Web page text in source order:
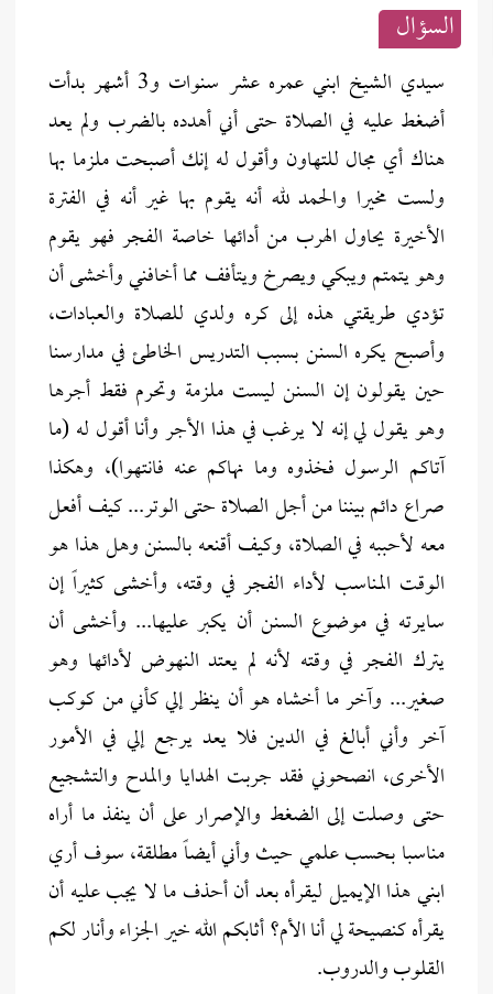
السؤال
سيدي الشيخ ابني عمره عشر سنوات و3 أشهر بدأت
أضغط عليه في الصلاة حتى أني أهدده بالضرب ولم يعد
هناك أي مجال للتهاون وأقول له إنك أصبحت ملزما بها
ولست مخيرا والحمد لله أنه يقوم بها غير أنه في الفترة
الأخيرة يحاول الهرب من أدائها خاصة الفجر فهو يقوم
وهو يتمتم ويبكي ويصرخ ويتأفف مما أخافني وأخشى أن
تؤدي طريقتي هذه إلى كره ولدي للصلاة والعبادات،
وأصبح يكره السنن بسبب التدريس الخاطئ في مدارسنا
حين يقولون إن السنن ليست ملزمة وتحرم فقط أجرها
وهو يقول لي إنه لا يرغب في هذا الأجر وأنا أقول له (ما
آتاكم الرسول فخذوه وما نهاكم عنه فانتهوا)، وهكذا
صراع دائم بيننا من أجل الصلاة حتى الوتر... كيف أفعل
معه لأحببه في الصلاة، وكيف أقنعه بالسنن وهل هذا هو
الوقت المناسب لأداء الفجر في وقته، وأخشى كثيراً إن
سايرته في موضوع السنن أن يكبر عليها... وأخشى أن
يترك الفجر في وقته لأنه لم يعتد النهوض لأدائها وهو
صغير... وآخر ما أخشاه هو أن ينظر إلي كأني من كوكب
آخر وأني أبالغ في الدين فلا يعد يرجع إلي في الأمور
الأخرى، انصحوني فقد جربت الهدايا والمدح والتشجيع
حتى وصلت إلى الضغط والإصرار على أن ينفذ ما أراه
مناسبا بحسب علمي حيث وأني أيضاً مطلقة، سوف أري
ابني هذا الإيميل ليقرأه بعد أن أحذف ما لا يجب عليه أن
يقرأه كنصيحة لي أنا الأم؟ أثابكم الله خير الجزاء وأنار لكم
القلوب والدروب.